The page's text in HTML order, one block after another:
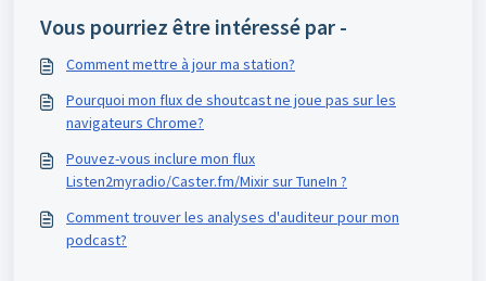
Vous pourriez être intéressé par -
Comment mettre à jour ma station?
Pourquoi mon flux de shoutcast ne joue pas sur les
navigateurs Chrome?
Pouvez-vous inclure mon flux
Listen2myradio/Caster.fm/Mixir sur TuneIn ?
Comment trouver les analyses d'auditeur pour mon
podcast?